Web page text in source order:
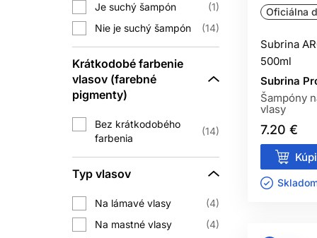
Šampón môže zlepšiť vzhľad vlasov,
vlasov alebo mastnú pokožku,
AKÝ JE ROZDIEL
Objemový šampón je zvyčajne
poškodené, suché alebo chemicky
MÔŽEM
Áno, mnohé profesionálne šampóny
sledovať konkrétne
Je suchý šampón
1
Nie je suchý šampón
14
Krátkodobé farbenie
vlasov (farebné
pigmenty)
Bez krátkodobého
farbenia
14
Typ vlasov
Na lámavé vlasy
4
Na mastné vlasy
4
Oficiálna
Subrina
500ml
Subrina
Šampóny
vlasy
7.20 €
Skladom